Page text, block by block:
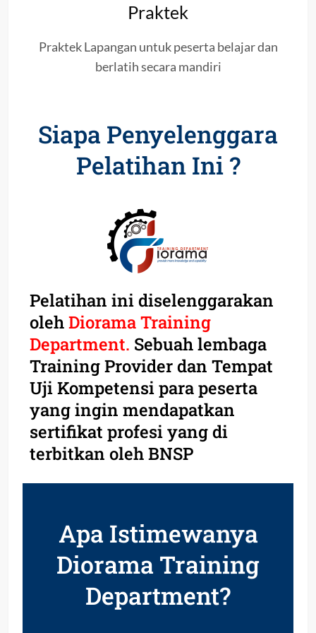
Praktek
Praktek Lapangan untuk peserta belajar dan
berlatih secara mandiri
Siapa Penyelenggara
Pelatihan Ini ?
Pelatihan ini diselenggarakan
olehDiorama Training
Department. Sebuah lembaga
Training Provider dan Tempat
Uji Kompetensi para peserta
yang ingin mendapatkan
sertifikat profesi yang di
terbitkan oleh BNSP
Apa Istimewanya
Diorama Training
Department?